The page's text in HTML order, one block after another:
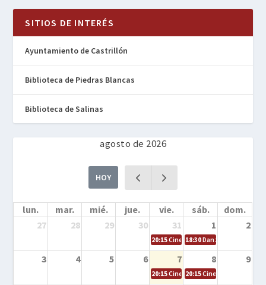
SITIOS DE INTERÉS
Ayuntamiento de Castrillón
Biblioteca de Piedras Blancas
Biblioteca de Salinas
agosto de 2026
HOY
lun. mar. mié. jue. vie. sáb.
dom.
27
28 29 30 31 1 2
20:15Cine en la calle – Cómo
18:30Danza – Cita en el
3 4 5 6 7 8 9
20:15Cine en la calle – El niño y la
20:15Cine en la calle –